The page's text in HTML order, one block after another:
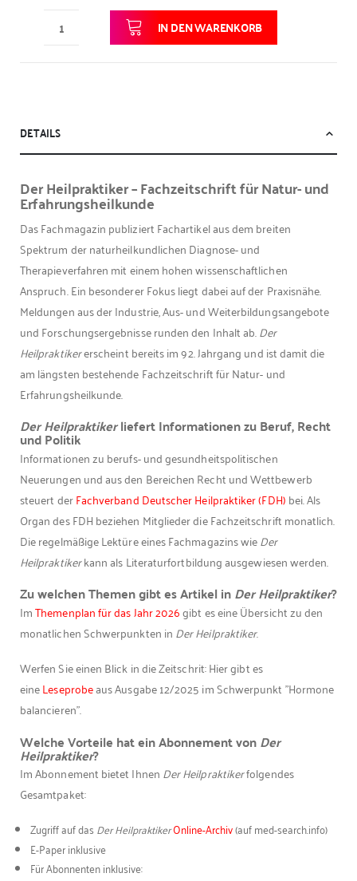
IN DEN WARENKORB
DETAILS
Der Heilpraktiker – Fachzeitschrift für Natur- und
Erfahrungsheilkunde
Das Fachmagazin publiziert Fachartikel aus dem breiten
Spektrum der naturheilkundlichen Diagnose- und
Therapieverfahren mit einem hohen wissenschaftlichen
Anspruch. Ein besonderer Fokus liegt dabei auf der Praxisnähe.
Meldungen aus der Industrie, Aus- und Weiterbildungsangebote
und Forschungsergebnisse runden den Inhalt ab.Der
Heilpraktikererscheint bereits im 92. Jahrgang und ist damit die
am längsten bestehende Fachzeitschrift für Natur- und
Erfahrungsheilkunde.
Der Heilpraktikerliefert Informationen zu Beruf, Recht
und Politik
Informationen zu berufs- und gesundheitspolitischen
Neuerungen und aus den Bereichen Recht und Wettbewerb
steuert derFachverband Deutscher Heilpraktiker (FDH) bei. Als
Organ des FDH beziehen Mitglieder die Fachzeitschrift monatlich.
Die regelmäßige Lektüre eines Fachmagazins wieDer
Heilpraktikerkann als Literaturfortbildung ausgewiesen werden.
Zu welchen Themen gibt es Artikel inDer Heilpraktiker?
ImThemenplan für das Jahr 2026gibt es eine Übersicht zu den
monatlichen Schwerpunkten in Der Heilpraktiker.
Werfen Sie einen Blick in die Zeitschrit: Hier gibt es
eineLeseprobeaus Ausgabe 12/2025 im Schwerpunkt "Hormone
balancieren".
Welche Vorteile hat ein Abonnement vonDer
Heilpraktiker?
Im Abonnement bietet Ihnen Der Heilpraktikerfolgendes
Gesamtpaket:
Zugriff auf das Der HeilpraktikerOnline-Archiv(auf med-search.info)
E-Paper inklusive
Für Abonnenten inklusive: